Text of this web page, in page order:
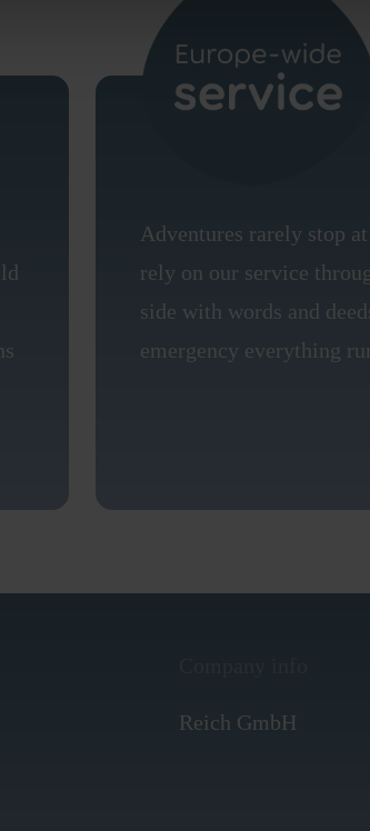
Adventures rarely stop
rely on our service
side with words and
emergency everything
Reich GmbH